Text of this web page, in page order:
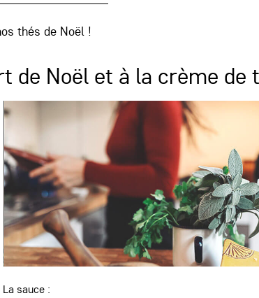
thés de Noël !
de Noël et à la crème de
La sauce :